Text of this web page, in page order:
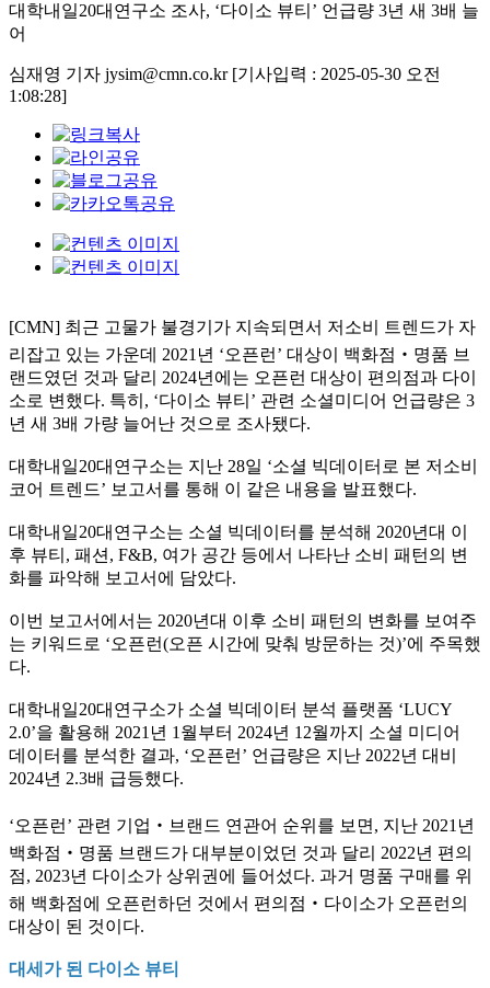
대학내일20대연구소 조사, ‘다이소 뷰티’ 언급량 3년 새 3배 늘
어
심재영 기자 jysim@cmn.co.kr [기사입력 : 2025-05-30 오전
1:08:28]
[CMN] 최근 고물가 불경기가 지속되면서 저소비 트렌드가 자
리잡고 있는 가운데 2021년 ‘오픈런’ 대상이 백화점‧명품 브
랜드였던 것과 달리 2024년에는 오픈런 대상이 편의점과 다이
소로 변했다. 특히, ‘다이소 뷰티’ 관련 소셜미디어 언급량은 3
년 새 3배 가량 늘어난 것으로 조사됐다.
대학내일20대연구소는 지난 28일 ‘소셜 빅데이터로 본 저소비
코어 트렌드’ 보고서를 통해 이 같은 내용을 발표했다.
대학내일20대연구소는 소셜 빅데이터를 분석해 2020년대 이
후 뷰티, 패션, F&B, 여가 공간 등에서 나타난 소비 패턴의 변
화를 파악해 보고서에 담았다.
이번 보고서에서는 2020년대 이후 소비 패턴의 변화를 보여주
는 키워드로 ‘오픈런(오픈 시간에 맞춰 방문하는 것)’에 주목했
다.
대학내일20대연구소가 소셜 빅데이터 분석 플랫폼 ‘LUCY
2.0’을 활용해 2021년 1월부터 2024년 12월까지 소셜 미디어
데이터를 분석한 결과, ‘오픈런’ 언급량은 지난 2022년 대비
2024년 2.3배 급등했다.
‘오픈런’ 관련 기업‧브랜드 연관어 순위를 보면, 지난 2021년
백화점‧명품 브랜드가 대부분이었던 것과 달리 2022년 편의
점, 2023년 다이소가 상위권에 들어섰다. 과거 명품 구매를 위
해 백화점에 오픈런하던 것에서 편의점‧다이소가 오픈런의
대상이 된 것이다.
대세가 된 다이소 뷰티